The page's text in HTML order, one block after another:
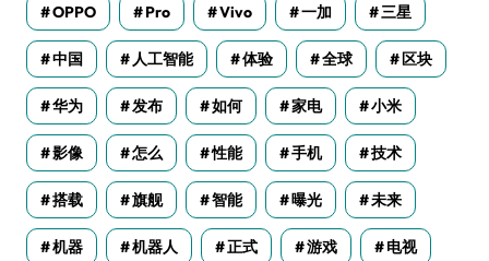
OPPO Pro Vivo 一加 三星
中国 人工智能 体验 全球 区块
华为 发布 如何 家电 小米
影像 怎么 性能 手机 技术
搭载 旗舰 智能 曝光 未来
机器 机器人 正式 游戏 电视